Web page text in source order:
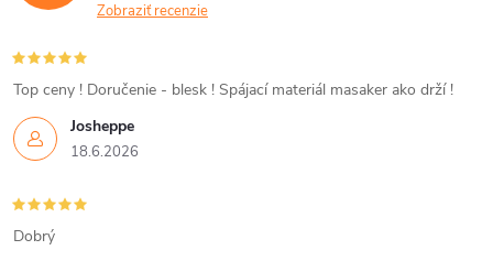
Zobraziť recenzie
Josheppe
18.6.2026
Top ceny ! Doručenie - blesk ! Spájací materiál masaker ako drží !
Dobrý